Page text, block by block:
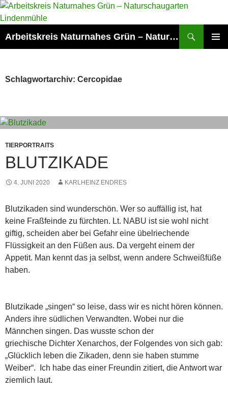
Zum
Inhalt
Arbeitskreis Naturnahes Grün – Naturschaugarten Lindenmühle
Schlagwortarchiv: Cercopidae
TIERPORTRAITS
BLUTZIKADE
4. JUNI 2020 KARLHEINZ ENDRES
Blutzikaden sind wunderschön. Wer so auffällig ist, hat
keine Fraßfeinde zu fürchten. Lt. NABU ist sie wohl nicht
giftig, scheiden aber bei Gefahr eine übelriechende
Flüssigkeit an den Füßen aus. Da vergeht einem der
Appetit. Man kennt das ja selbst, wenn andere Schweißfüße
haben.
Blutzikade „singen“ so leise, dass wir es nicht hören können.
Anders ihre südlichen Verwandten. Wobei nur die
Männchen singen. Das wusste schon der
griechische Dichter Xenarchos, der Folgendes von sich gab:
„Glücklich leben die Zikaden, denn sie haben stumme
Weiber“. Ich habe das einer Freundin zitiert, die Antwort war
ziemlich laut.